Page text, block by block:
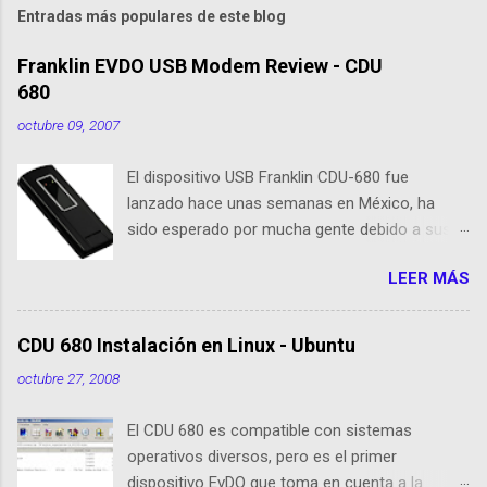
Entradas más populares de este blog
Franklin EVDO USB Modem Review - CDU
680
octubre 09, 2007
El dispositivo USB Franklin CDU-680 fue
lanzado hace unas semanas en México, ha
sido esperado por mucha gente debido a sus
tamaño es 1/3 parte de EvDO Modems como
Kyocera 650 o Audiovox 5740. En esta nueva
edición, Franklin ha agregado nuevas
Flash 64 MB incorporada GPS incorporado
Puerto de conexión para antenas o
LEER MÁS
CDU 680 Instalación en Linux - Ubuntu
octubre 27, 2008
El CDU 680 es compatible con sistemas
operativos diversos, pero es el primer
dispositivo EvDO que toma en cuenta a la